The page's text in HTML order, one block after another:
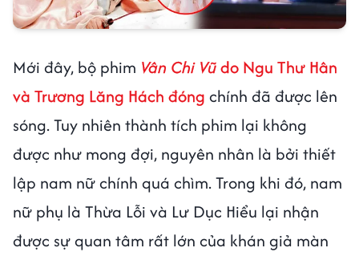
Mới đây, bộ phim Vân Chi Vũdo Ngu Thư Hân
và Trương Lăng Hách đóng chính đã được lên
sóng. Tuy nhiên thành tích phim lại không
được như mong đợi, nguyên nhân là bởi thiết
lập nam nữ chính quá chìm. Trong khi đó, nam
nữ phụ là Thừa Lỗi và Lư Dục Hiểu lại nhận
được sự quan tâm rất lớn của khán giả màn